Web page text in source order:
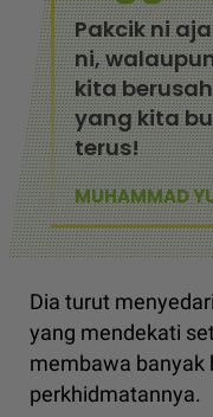
Pakcik ni
ni,
kita
yang kita
terus!
MUHAMMAD
Dia turut
yang mendekati
membawa banyak
perkhidmatannya.